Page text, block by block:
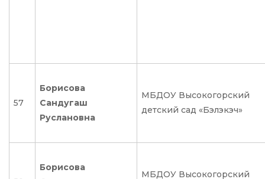
57
Борисова
Сандугаш
Руслановна
МБДОУ Высокогорский
детский сад «Бэлэкэч»
Борисова
МБДОУ Высокогорский